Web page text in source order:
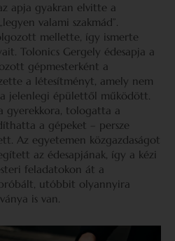
apja gyakran elvitte a
valami szakmád”.
mellette, így ismerte
Tolonics Gergely édesapja a
gépmesterként a
a létesítményt, amely nem
jelenlegi épülettől működött.
gyerekkora, tologatta a
a gépeket – persze
Az egyetemen közgazdaságot
az édesapjának, így a kézi
feladatokon át a
utóbbit olyannyira
is van.